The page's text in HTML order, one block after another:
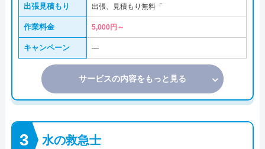
出張見積もり 出張、見積もり無料「
作業料金 5,000円～
キャンペーン ―
サービスの内容をもっと見る
水の救急士